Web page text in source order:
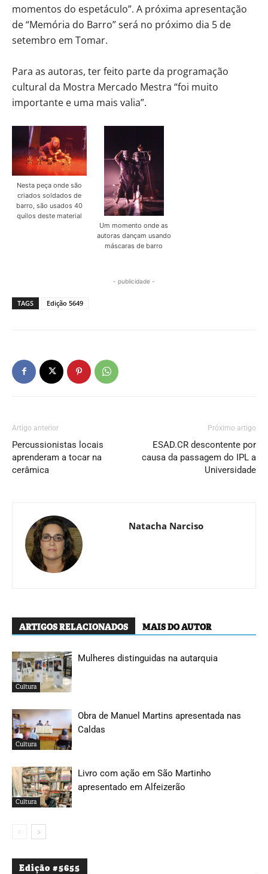
momentos do espetáculo”. A próxima apresentação
de “Memória do Barro” será no próximo dia 5 de
setembro em Tomar.
Para as autoras, ter feito parte da programação
cultural da Mostra Mercado Mestra “foi muito
importante e uma mais valia”.
Nesta peça onde são
criados soldados de
barro, são usados 40
quilos deste material
Um momento onde as
autoras dançam usando
máscaras de barro
- publicidade -
TAGS Edição 5649
Artigo anterior
Percussionistas locais
aprenderam a tocar na
cerâmica
Próximo artigo
ESAD.CR descontente por
causa da passagem do IPL a
Universidade
Natacha Narciso
ARTIGOS RELACIONADOS MAIS DO AUTOR
Cultura
Mulheres distinguidas na autarquia
Cultura
Obra de Manuel Martins apresentada nas
Caldas
Cultura
Livro com ação em São Martinho
apresentado em Alfeizerão
Edição #5655